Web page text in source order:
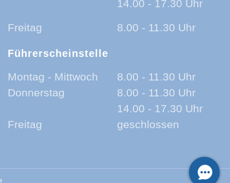
14.00 - 17.30 Uhr
Freitag 8.00 - 11.30 Uhr
Führerscheinstelle
Montag - Mittwoch
8.00 - 11.30 Uhr
Donnerstag
8.00 - 11.30 Uhr
14.00 - 17.30 Uhr
Freitag
geschlossen